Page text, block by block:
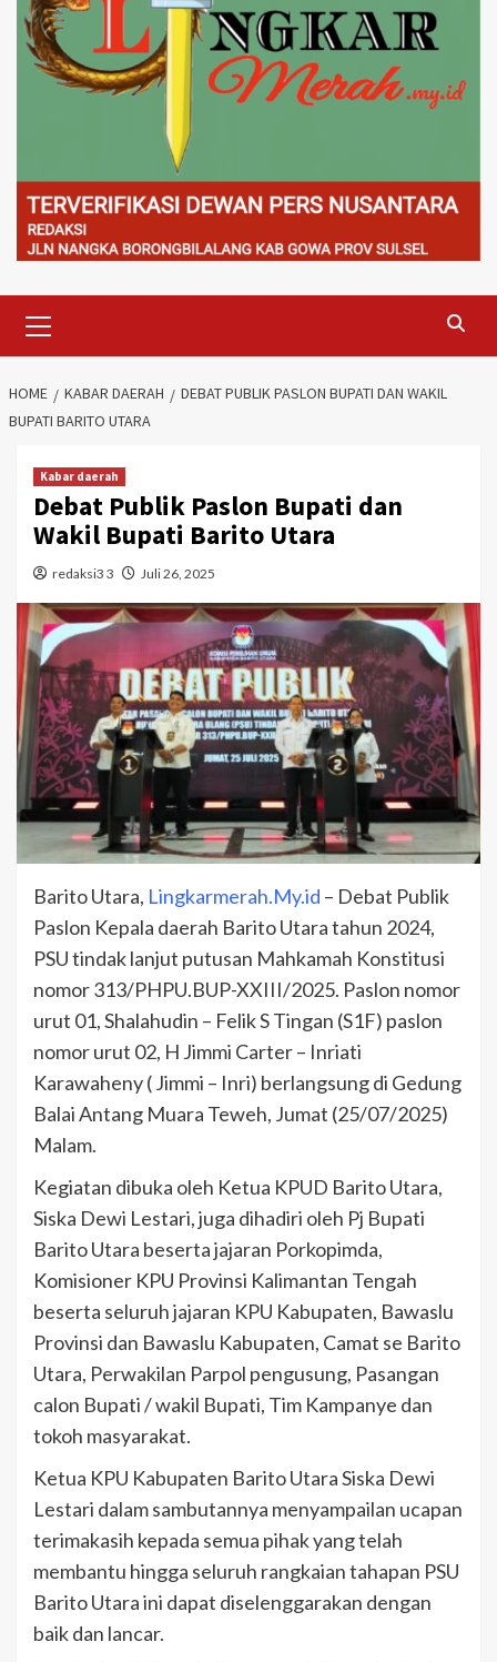
Menu
HOME KABAR DAERAH
DEBAT PUBLIK PASLON BUPATI DAN WAKIL
BUPATI BARITO UTARA
Kabar daerah
Debat Publik Paslon Bupati dan
Wakil Bupati Barito Utara
redaksi3 3 Juli 26, 2025
Barito Utara, Lingkarmerah.My.id – Debat Publik
Paslon Kepala daerah Barito Utara tahun 2024,
PSU tindak lanjut putusan Mahkamah Konstitusi
nomor 313/PHPU.BUP-XXIII/2025. Paslon nomor
urut 01, Shalahudin – Felik S Tingan (S1F) paslon
nomor urut 02, H Jimmi Carter – Inriati
Karawaheny ( Jimmi – Inri) berlangsung di Gedung
Balai Antang Muara Teweh, Jumat (25/07/2025)
Malam.
Kegiatan dibuka oleh Ketua KPUD Barito Utara,
Siska Dewi Lestari, juga dihadiri oleh Pj Bupati
Barito Utara beserta jajaran Porkopimda,
Komisioner KPU Provinsi Kalimantan Tengah
beserta seluruh jajaran KPU Kabupaten, Bawaslu
Provinsi dan Bawaslu Kabupaten, Camat se Barito
Utara, Perwakilan Parpol pengusung, Pasangan
calon Bupati / wakil Bupati, Tim Kampanye dan
tokoh masyarakat.
Ketua KPU Kabupaten Barito Utara Siska Dewi
Lestari dalam sambutannya menyampailan ucapan
terimakasih kepada semua pihak yang telah
membantu hingga seluruh rangkaian tahapan PSU
Barito Utara ini dapat diselenggarakan dengan
baik dan lancar.